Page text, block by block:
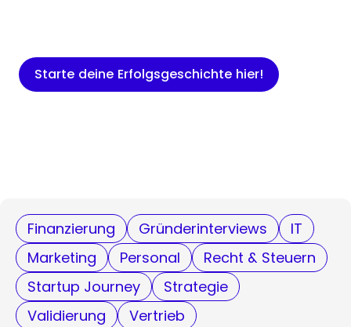
Starte deine Erfolgsgeschichte hier!
Finanzierung Gründerinterviews
IT
Marketing
Personal
Recht & Steuern
Startup Journey
Strategie
Validierung
Vertrieb